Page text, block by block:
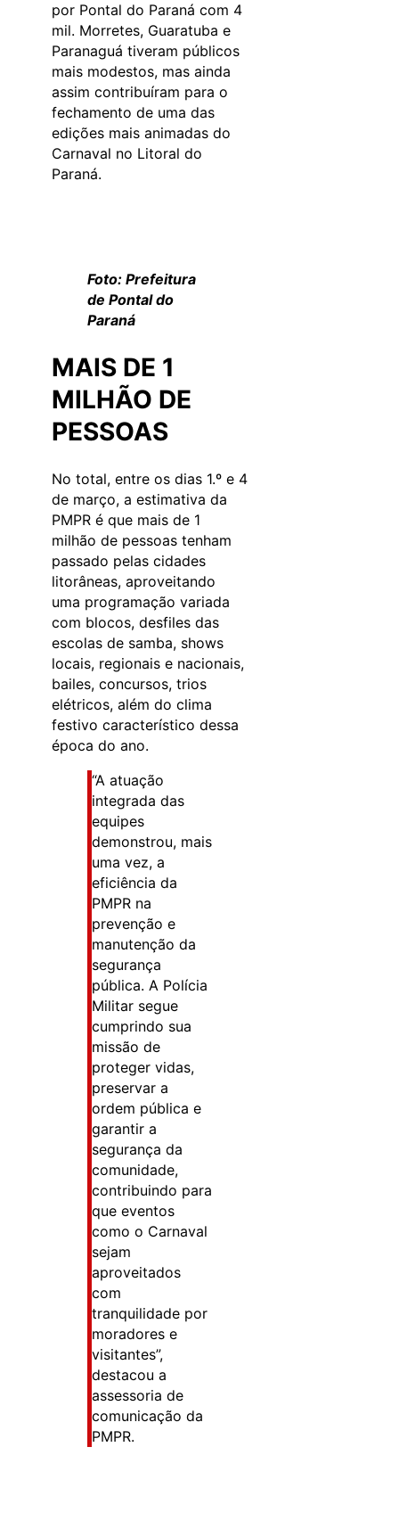
por Pontal do Paraná com 4
mil. Morretes, Guaratuba e
Paranaguá tiveram públicos
mais modestos, mas ainda
assim contribuíram para o
fechamento de uma das
edições mais animadas do
Carnaval no Litoral do
Paraná.
Foto: Prefeitura
de Pontal do
Paraná
MAIS DE 1
MILHÃO DE
PESSOAS
No total, entre os dias 1.º e 4
de março, a estimativa da
PMPR é que mais de 1
milhão de pessoas tenham
passado pelas cidades
litorâneas, aproveitando
uma programação variada
com blocos, desfiles das
escolas de samba, shows
locais, regionais e nacionais,
bailes, concursos, trios
elétricos, além do clima
festivo característico dessa
época do ano.
“A atuação
integrada das
equipes
demonstrou, mais
uma vez, a
eficiência da
PMPR na
prevenção e
manutenção da
segurança
pública. A Polícia
Militar segue
cumprindo sua
missão de
proteger vidas,
preservar a
ordem pública e
garantir a
segurança da
comunidade,
contribuindo para
que eventos
como o Carnaval
sejam
aproveitados
com
tranquilidade por
moradores e
visitantes”,
destacou a
assessoria de
comunicação da
PMPR.